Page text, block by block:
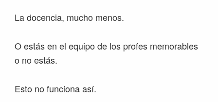
La docencia, mucho menos.
O estás en el equipo de los profes memorables
o no estás.
Esto no funciona así.